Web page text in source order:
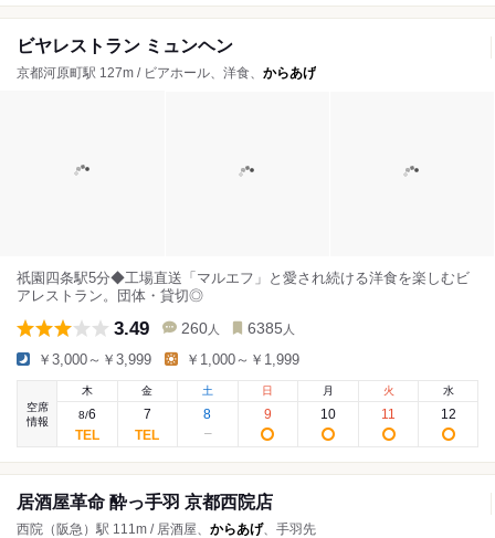
ビヤレストラン ミュンヘン
京都河原町駅 127m / ビアホール、洋食、 からあげ
祇園四条駅5分◆工場直送「マルエフ」と愛され続ける洋食を楽しむビ
アレストラン。団体・貸切◎
3.49 260 人 6385 人
￥3,000～￥3,999 ￥1,000～￥1,999
空席
情報
木
8/6
金
7
土
8
日
9
月
10
火
11
水
12
居酒屋革命 酔っ手羽 京都西院店
西院（阪急）駅 111m / 居酒屋、 からあげ、手羽先